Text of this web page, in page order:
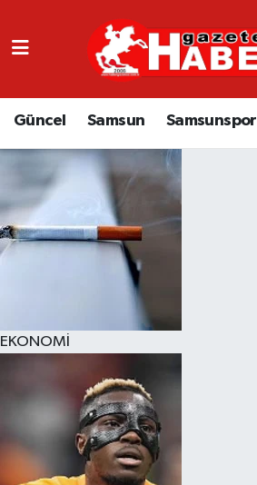
Güncel Samsun Samsunspor
EKONOMİ
GÜNCEL
SAMSUN
SAMSUNSPOR
EKONOMİ
YAŞAM